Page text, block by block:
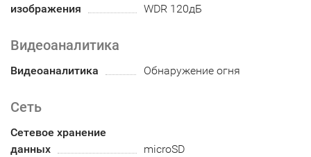
изображения
WDR 120дБ
Видеоаналитика
Видеоаналитика Обнаружение огня
Сеть
Сетевое хранение
данных
microSD